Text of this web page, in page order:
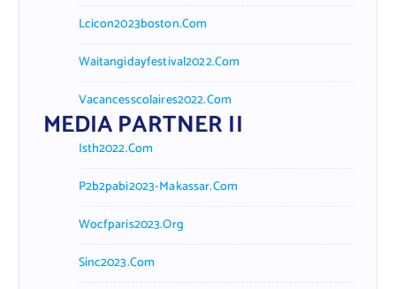
Lcicon2023boston.com
Waitangidayfestival2022.com
Vacancesscolaires2022.com
MEDIA PARTNER II
Isth2022.com
P2b2pabi2023-Makassar.com
Wocfparis2023.org
Sinc2023.com